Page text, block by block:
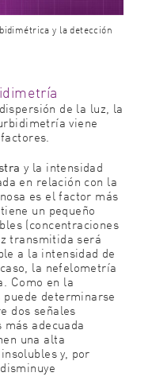
y la detección
de la luz, la
viene
y la intensidad
en relación con la
es el factor más
un pequeño
(concentraciones
transmitida será
a la intensidad de
la nefelometría
Como en la
determinarse
dos señales
adecuada
una alta
y, por